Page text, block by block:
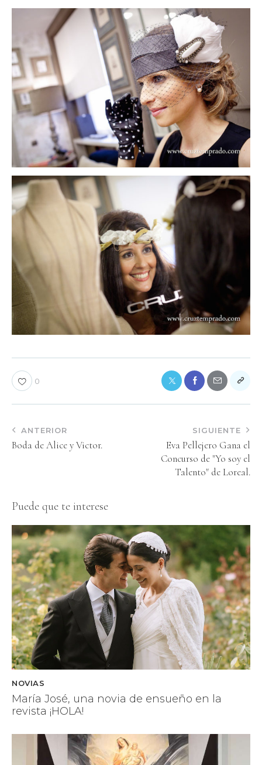
0
ANTERIOR
Boda de Alice y Victor.
SIGUIENTE
Eva Pellejero Gana el
Concurso de "Yo soy el
Talento" de Loreal.
Puede que te interese
NOVIAS
María José, una novia de ensueño en la
revista ¡HOLA!